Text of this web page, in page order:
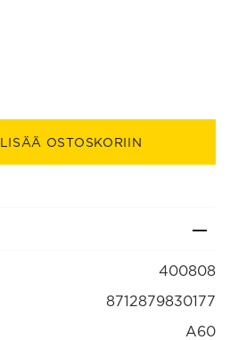
LISÄÄ OSTOSKORIIN
400808
8712879830177
A60